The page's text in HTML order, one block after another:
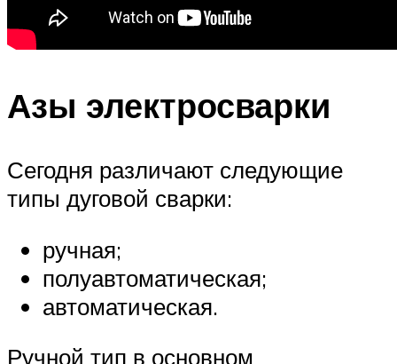
Азы электросварки
Сегодня различают следующие
типы дуговой сварки:
ручная;
полуавтоматическая;
автоматическая.
Ручной тип в основном